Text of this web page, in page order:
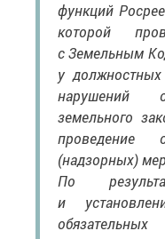
функций
которой
с Земельным
у
нарушений
земельного
проведение
(надзорных)
По
и